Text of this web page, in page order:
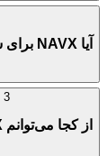
آیا NAVX برای سرمایه‌گذاری مناسب است؟
از کجا می‌توانم NAVX بخرم؟